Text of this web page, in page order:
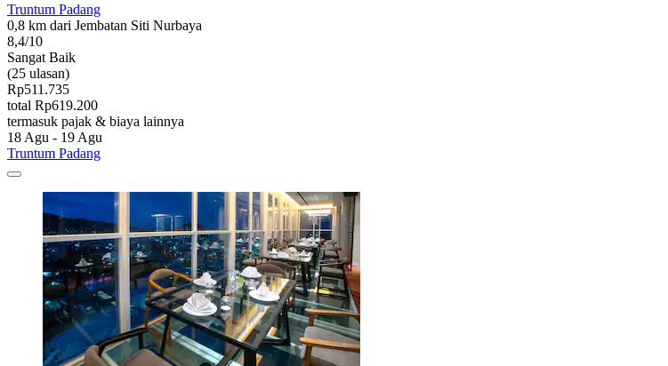
Truntum Padang
0,8 km dari Jembatan Siti Nurbaya
8,4/10
Sangat Baik
(25 ulasan)
Rp511.735
total Rp619.200
termasuk pajak & biaya lainnya
18 Agu - 19 Agu
Truntum Padang